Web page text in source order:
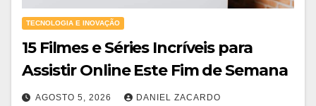
TECNOLOGIA E INOVAÇÃO
15 Filmes e Séries Incríveis para
Assistir Online Este Fim de Semana
AGOSTO 5, 2026 DANIEL ZACARDO